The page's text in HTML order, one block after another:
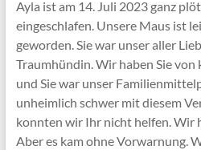
Ayla ist am 14. Juli 2023 ganz
eingeschlafen. Unsere Maus ist
geworden. Sie war unser aller
Traumhündin. Wir haben Sie von
und Sie war unser
unheimlich schwer mit diesem
konnten wir Ihr nicht helfen. Wir
Aber es kam ohne Vorwarnung.